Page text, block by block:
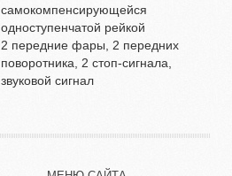
самокомпенсирующейся
одноступенчатой рейкой
2 передние фары, 2 передних
поворотника, 2 стоп-сигнала,
звуковой сигнал